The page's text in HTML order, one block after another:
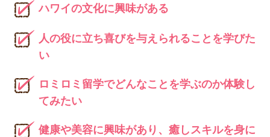
ハワイの文化に興味がある
人の役に立ち喜びを与えられることを学びた
い
ロミロミ留学でどんなことを学ぶのか体験し
てみたい
健康や美容に興味があり、癒しスキルを身に